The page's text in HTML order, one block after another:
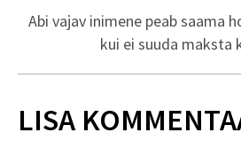
Abi vajav inimene peab saama
kui ei suuda maksta
LISA